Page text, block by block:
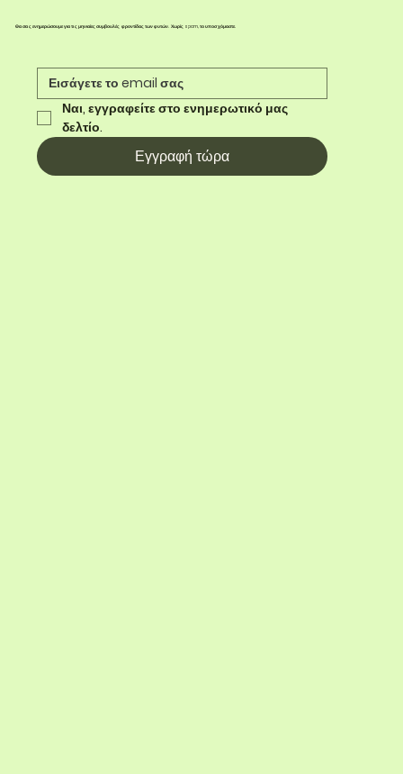
Θα σας ενημερώσουμε για τις μηνιαίες συμβουλές φροντίδας των φυτών. Χωρίς spam, το υποσχόμαστε.
Ναι, εγγραφείτε στο ενημερωτικό μας
δελτίο.
Εγγραφή τώρα